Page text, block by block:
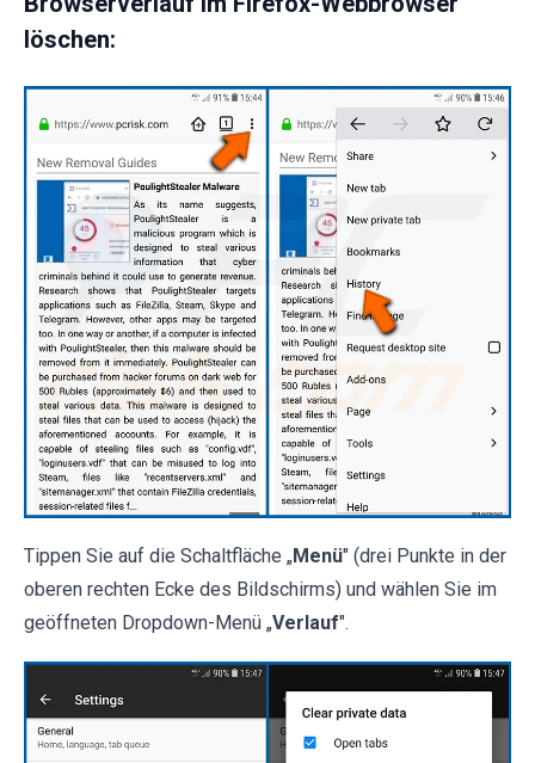
löschen:
Tippen Sie auf die Schaltfläche „Menü" (drei Punkte in der
oberen rechten Ecke des Bildschirms) und wählen Sie im
geöffneten Dropdown-Menü „Verlauf".